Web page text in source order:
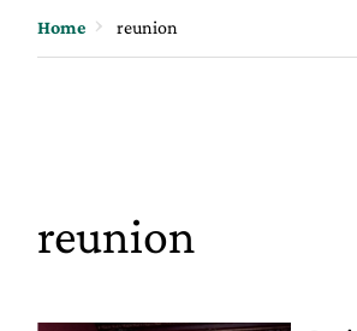
Home reunion
reunion